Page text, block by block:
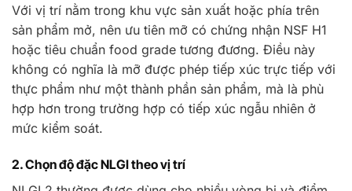
Với vị trí nằm trong khu vực sản xuất hoặc phía trên
sản phẩm mở, nên ưu tiên mỡ có chứng nhận NSF H1
hoặc tiêu chuẩn food grade tương đương. Điều này
không có nghĩa là mỡ được phép tiếp xúc trực tiếp với
thực phẩm như một thành phần sản phẩm, mà là phù
hợp hơn trong trường hợp có tiếp xúc ngẫu nhiên ở
mức kiểm soát.
2. Chọn độ đặc NLGI theo vị trí